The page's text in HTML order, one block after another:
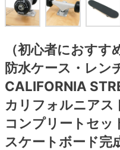
（初心者におすす
防水ケース・レン
CALIFORNIA
カリフォルニアス
コンプリートセッ
スケートボード完
8.6inch
8.7inch
8.8inch
8.9inch
9.0inch以上
8.7inch
8.8inch
8.9inch
9.0inch以上
70mm
72mm
75mm
110mm
28.5cm
29cm
29.5cm
30cm
サイズの測り方